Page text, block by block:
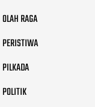
OLAH RAGA
PERISTIWA
PILKADA
POLITIK